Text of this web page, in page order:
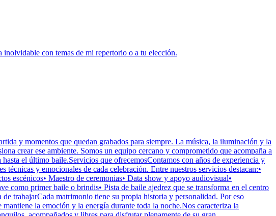
con temas de mi repertorio o a tu elección.
y momentos que quedan grabados para siempre. La música, la iluminación y la
crear ese ambiente. Somos un equipo cercano y comprometido que acompaña a
el último baile.Servicios que ofrecemosContamos con años de experiencia y
y emocionales de cada celebración. Entre nuestros servicios destacan:•
escénicos• Maestro de ceremonias• Data show y apoyo audiovisual•
como primer baile o brindis• Pista de baile ajedrez que se transforma en el centro
trabajarCada matrimonio tiene su propia historia y personalidad. Por eso
la emoción y la energía durante toda la noche.Nos caracteriza la